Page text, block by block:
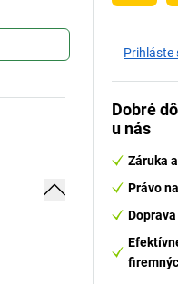
Prihláste
Dobré
u nás
Záruka
Právo